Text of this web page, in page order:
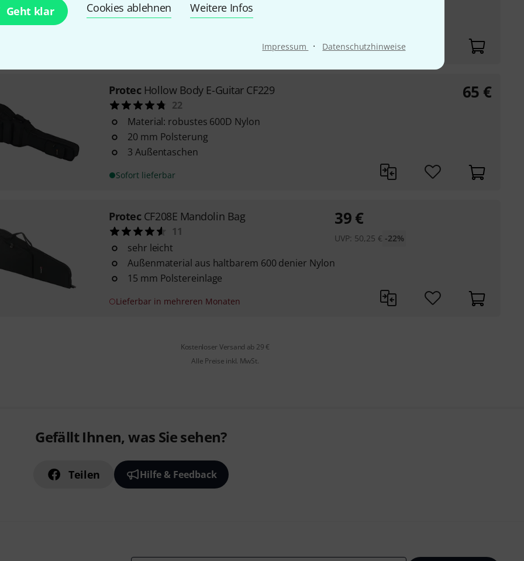
Geht klar Cookies ablehnen Weitere Infos
Impressum · Datenschutzhinweise
15 mm Polsterung
Protec Hollow Body E-Guitar CF229
22
Material: robustes 600D Nylon
20 mm Polsterung
3 Außentaschen
Sofort lieferbar
65 €
Protec CF208E Mandolin Bag
11
sehr leicht
Außenmaterial aus haltbarem 600 denier Nylon
15 mm Polstereinlage
Lieferbar in mehreren Monaten
39€
UVP: 50,25 € -22%
Kostenloser Versand ab 29 €
Alle Preise inkl. MwSt.
Gefällt Ihnen, was Sie sehen?
Teilen Hilfe & Feedback